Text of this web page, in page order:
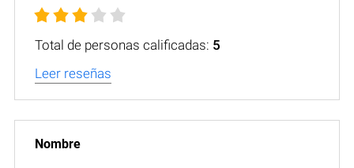
Total de personas calificadas: 5
Leer reseñas